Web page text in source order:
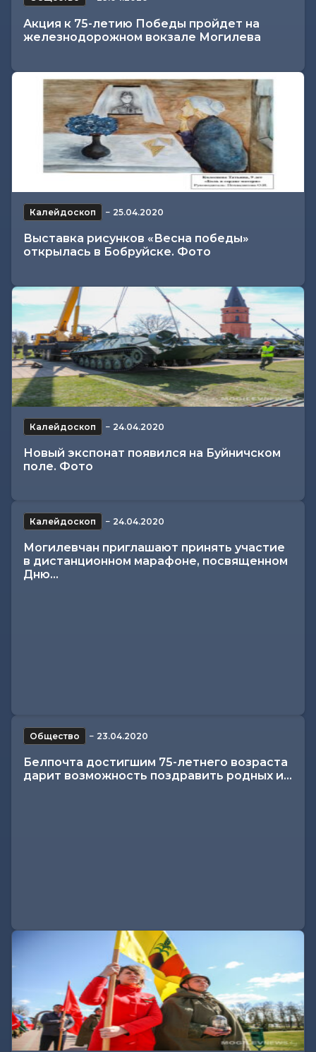
Акция к 75-летию Победы пройдет на
железнодорожном вокзале Могилева
Калейдоскоп − 25.04.2020
Выставка рисунков «Весна победы»
открылась в Бобруйске. Фото
Калейдоскоп − 24.04.2020
Новый экспонат появился на Буйничском
поле. Фото
Калейдоскоп − 24.04.2020
Могилевчан приглашают принять участие
в дистанционном марафоне, посвященном
Дню...
Общество − 23.04.2020
Белпочта достигшим 75-летнего возраста
дарит возможность поздравить родных и...